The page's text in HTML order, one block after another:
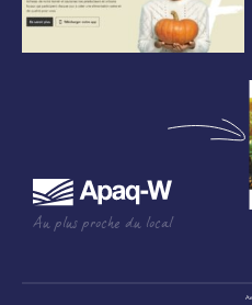
Au plus proche du local